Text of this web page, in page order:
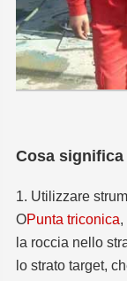
Cosa
1. Utilizzare
OPunta triconica,
la roccia nello
lo strato target,